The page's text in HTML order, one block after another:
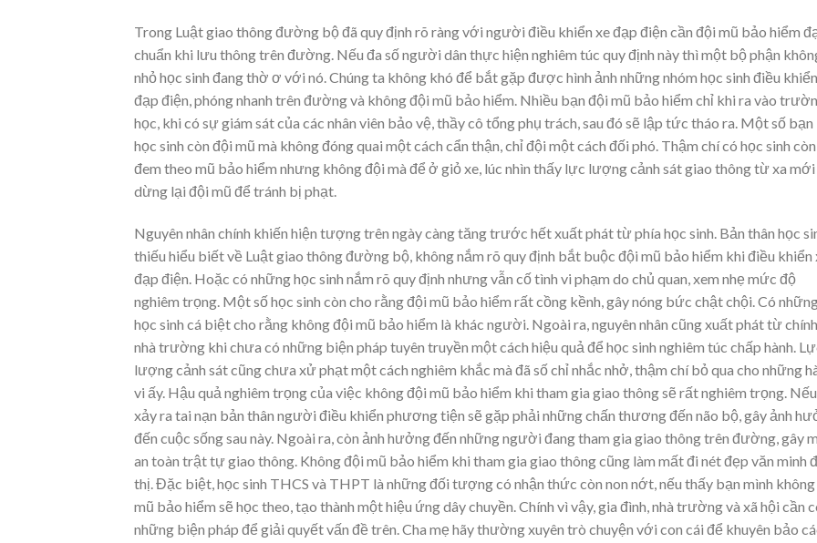
Trong Luật giao thông đường bộ đã quy định rõ ràng với người điều khiển xe đạp điện cần đội mũ bảo hiểm
chuẩn khi lưu thông trên đường. Nếu đa số người dân thực hiện nghiêm túc quy định này thì một bộ phận
nhỏ học sinh đang thờ ơ với nó. Chúng ta không khó để bắt gặp được hình ảnh những nhóm học sinh điều
đạp điện, phóng nhanh trên đường và không đội mũ bảo hiểm. Nhiều bạn đội mũ bảo hiểm chỉ khi ra vào
học, khi có sự giám sát của các nhân viên bảo vệ, thầy cô tổng phụ trách, sau đó sẽ lập tức tháo ra. Một số bạn
học sinh còn đội mũ mà không đóng quai một cách cẩn thận, chỉ đội một cách đối phó. Thậm chí có học sinh còn
đem theo mũ bảo hiểm nhưng không đội mà để ở giỏ xe, lúc nhìn thấy lực lượng cảnh sát giao thông từ xa mới
dừng lại đội mũ để tránh bị phạt.
Nguyên nhân chính khiến hiện tượng trên ngày càng tăng trước hết xuất phát từ phía học sinh. Bản thân học
thiếu hiểu biết về Luật giao thông đường bộ, không nắm rõ quy định bắt buộc đội mũ bảo hiểm khi điều khiển
đạp điện. Hoặc có những học sinh nắm rõ quy định nhưng vẫn cố tình vi phạm do chủ quan, xem nhẹ mức độ
nghiêm trọng. Một số học sinh còn cho rằng đội mũ bảo hiểm rất cồng kềnh, gây nóng bức chật chội. Có
học sinh cá biệt cho rằng không đội mũ bảo hiểm là khác người. Ngoài ra, nguyên nhân cũng xuất phát từ chính
nhà trường khi chưa có những biện pháp tuyên truyền một cách hiệu quả để học sinh nghiêm túc chấp hành.
lượng cảnh sát cũng chưa xử phạt một cách nghiêm khắc mà đã số chỉ nhắc nhở, thậm chí bỏ qua cho những
vi ấy. Hậu quả nghiêm trọng của việc không đội mũ bảo hiểm khi tham gia giao thông sẽ rất nghiêm trọng. Nếu
xảy ra tai nạn bản thân người điều khiển phương tiện sẽ gặp phải những chấn thương đến não bộ, gây ảnh
đến cuộc sống sau này. Ngoài ra, còn ảnh hưởng đến những người đang tham gia giao thông trên đường, gây
an toàn trật tự giao thông. Không đội mũ bảo hiểm khi tham gia giao thông cũng làm mất đi nét đẹp văn minh
thị. Đặc biệt, học sinh THCS và THPT là những đối tượng có nhận thức còn non nớt, nếu thấy bạn mình
mũ bảo hiểm sẽ học theo, tạo thành một hiệu ứng dây chuyền. Chính vì vậy, gia đình, nhà trường và xã hội cần
những biện pháp để giải quyết vấn đề trên. Cha mẹ hãy thường xuyên trò chuyện với con cái để khuyên bảo